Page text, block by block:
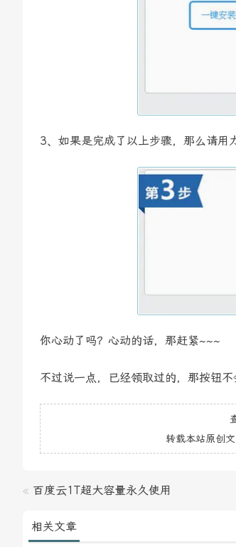
3、如果是完成了以上步骤，那么请用
你心动了吗？心动的话，那赶紧~~~
不过说一点，已经领取过的，那按钮
转载本站原创
« 百度云1T超大容量永久使用
相关文章